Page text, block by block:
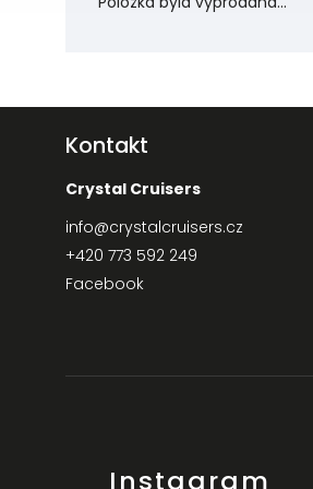
Kontakt
Crystal Cruisers
info@crystalcruisers.cz
+420 773 592 249
Facebook
Instagram